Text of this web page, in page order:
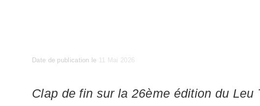
Date de publication le Posted
11 Mai 2026
Clap de fin sur la 26ème édition du